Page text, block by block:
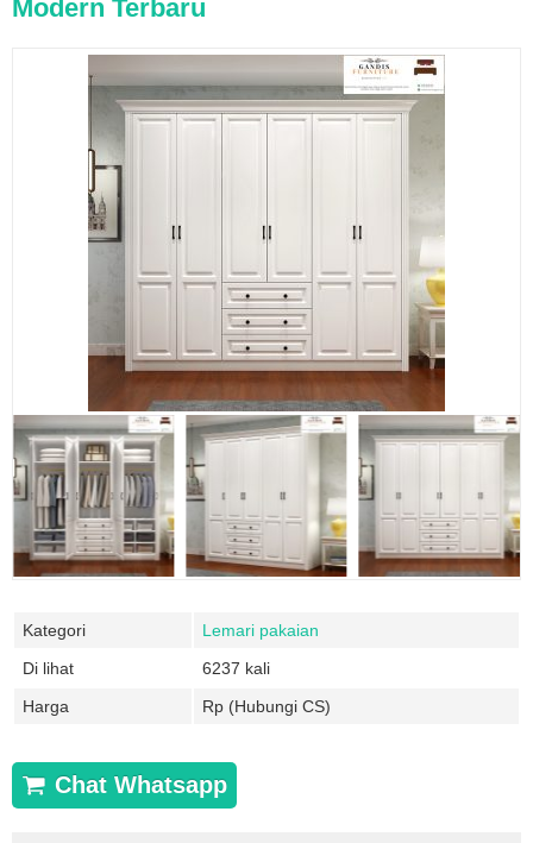
Modern Terbaru
Kategori
Lemari pakaian
Di lihat
6237 kali
Harga
Rp (Hubungi CS)
Chat Whatsapp